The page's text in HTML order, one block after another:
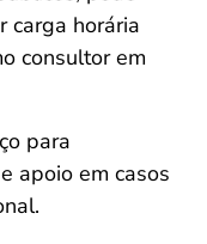
carga horária
consultor em
para
apoio em casos